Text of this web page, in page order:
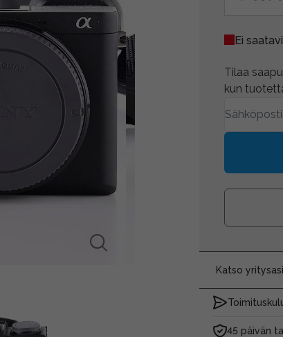
Ei
Tilaa
kun
Katso
45 päivän